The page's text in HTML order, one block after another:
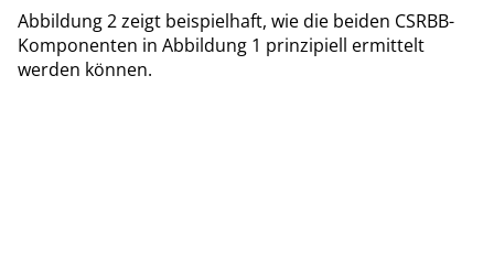
Abbildung 2 zeigt beispielhaft, wie die beiden CSRBB-
Komponenten in Abbildung 1 prinzipiell ermittelt
werden können.